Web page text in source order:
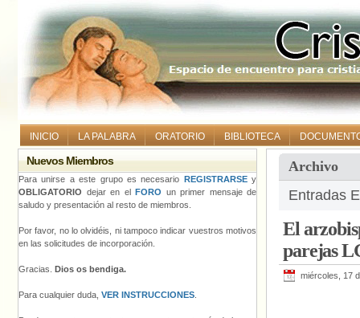
INICIO LA PALABRA ORATORIO BIBLIOTECA
Archivo
Entradas
El
parejas
miércoles, 17
Nuevos Miembros
Para unirse a este grupo es necesario REGISTRARSEy
OBLIGATORIO dejar en el FORO un primer mensaje de
saludo y presentación al resto de miembros.
Por favor, no lo olvidéis, ni tampoco indicar vuestros motivos
en las solicitudes de incorporación.
Gracias. Dios os bendiga.
Para cualquier duda, VER INSTRUCCIONES